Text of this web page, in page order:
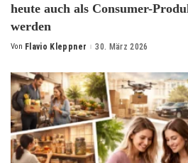
heute auch als Consumer-
werden
Posted
Von Flavio Kleppner 30. März 2026